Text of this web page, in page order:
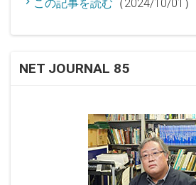
この記事を読む （2024/10/01）
NET JOURNAL 85